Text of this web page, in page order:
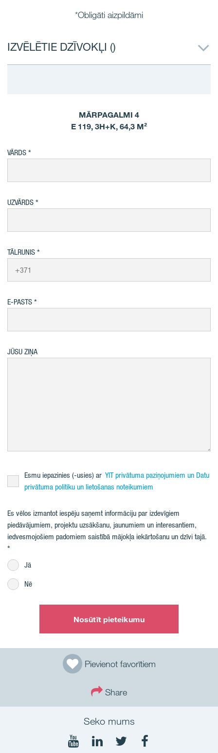
Pievienot favorītiem
Share
*Obligāti aizpildāmi
IZVĒLĒTIE DZĪVOKĻI ()
MĀRPAGALMI 4
E 119, 3H+K, 64,3 M²
VĀRDS
UZVĀRDS
TĀLRUNIS
E-PASTS
JŪSU ZIŅA
Esmu iepazinies (-usies) ar YIT privātuma paziņojumiem un Datu
privātuma politiku un lietošanas noteikumiem
Es vēlos izmantot iespēju saņemt informāciju par izdevīgiem
piedāvājumiem, projektu uzsākšanu, jaunumiem un interesantiem,
iedvesmojošiem padomiem saistībā mājokļa iekārtošanu un dzīvi tajā.
Jā
Nē
Nosūtīt pieteikumu
Seko mums